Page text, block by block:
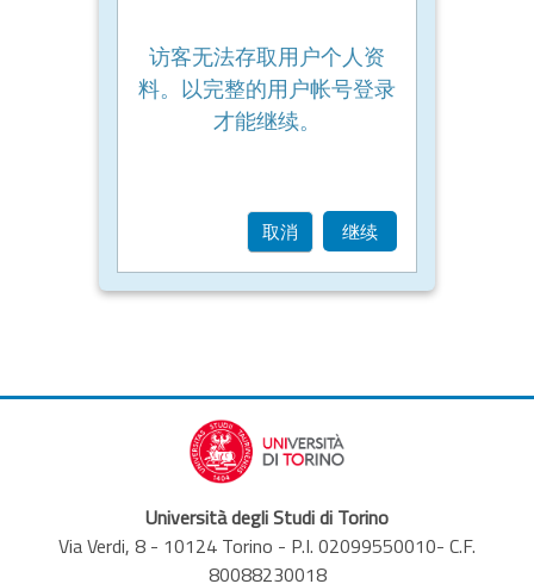
访客无法存取用户个人资
料。以完整的用户帐号登录
才能继续。
取消 继续
Università degli Studi di Torino
Via Verdi, 8 - 10124 Torino - P.I. 02099550010- C.F.
80088230018